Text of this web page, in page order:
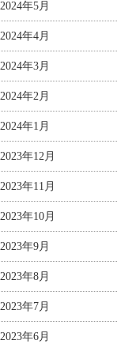
2024年5月
2024年4月
2024年3月
2024年2月
2024年1月
2023年12月
2023年11月
2023年10月
2023年9月
2023年8月
2023年7月
2023年6月